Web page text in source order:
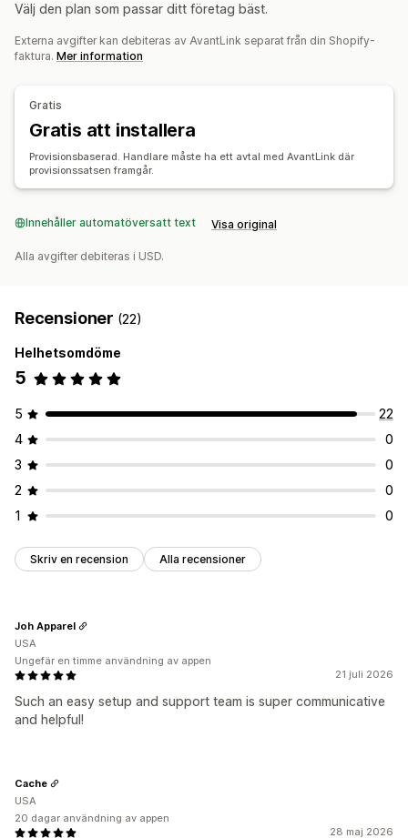
Kvantitetsbaserade fördelar
Hänvisningshantering
Affiliate-upplevelse
Anpassade instrumentpaneler
Betalningar
Skatteformulär ACH-betalningar
Välj den plan som passar ditt företag bäst.
Externa avgifter kan debiteras av AvantLink separat från din Shopify-
faktura. Mer information
Gratis
Gratis att installera
Provisionsbaserad. Handlare måste ha ett avtal med AvantLink där
provisionssatsen framgår.
Innehåller automatöversatt text Visa original
Alla avgifter debiteras i USD.
Recensioner (22)
Helhetsomdöme
5
5
22
4
0
3
0
2
0
1
0
Skriv en recension Alla recensioner
21 juli 2026
Such an easy setup and support team is super communicative
and helpful!
Joh Apparel
USA
Ungefär en timme användning av appen
28 maj 2026
Cache
USA
20 dagar användning av appen